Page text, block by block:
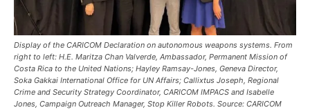
Display of the CARICOM Declaration on autonomous weapons systems. From
right to left: H.E. Maritza Chan Valverde, Ambassador, Permanent Mission of
Costa Rica to the United Nations; Hayley Ramsay-Jones, Geneva Director,
Soka Gakkai International Office for UN Affairs; Callixtus Joseph, Regional
Crime and Security Strategy Coordinator, CARICOM IMPACS and Isabelle
Jones, Campaign Outreach Manager, Stop Killer Robots. Source: CARICOM